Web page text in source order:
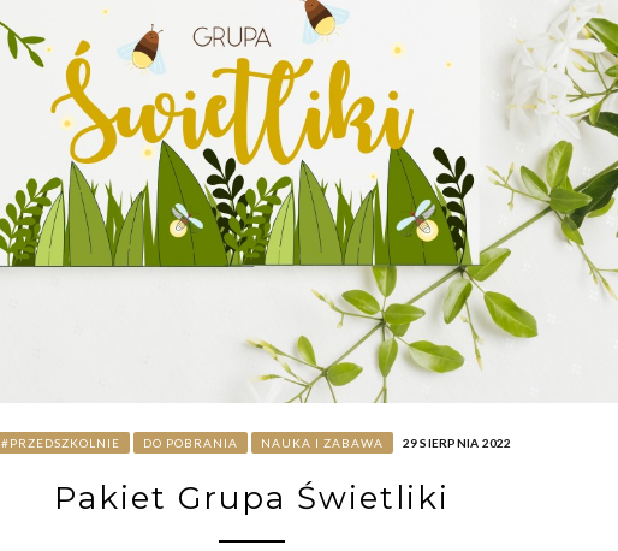
#PRZEDSZKOLNIE DO POBRANIA NAUKA I ZABAWA 29 SIERPNIA 2022
Pakiet Grupa Świetliki